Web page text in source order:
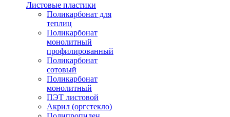
Листовые пластики
Поликарбонат для
теплиц
Поликарбонат
монолитный
профилированный
Поликарбонат
сотовый
Поликарбонат
монолитный
ПЭТ листовой
Акрил (оргстекло)